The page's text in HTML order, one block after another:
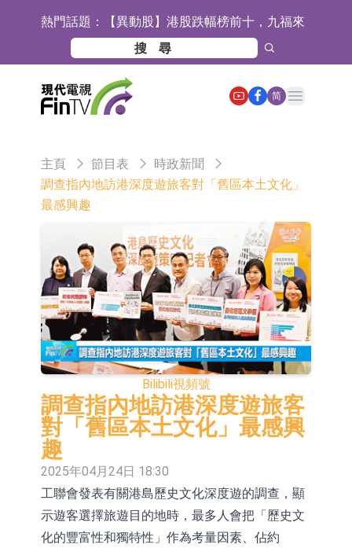
熱門話題： 【異動股】港股跌幅榜前十，九福來
(08611.HK)跌21.43%，天瑞汽車内飾
(06162.HK)跌18.44%
【異動股】港股漲幅榜前十，佳明集
團控股(01271.HK)漲+78.22%，拿森
科技(02261.HK)漲+64.11%
斯迪克：公司為國內摺疊屏核心功能
材料供應商
恒瑞醫藥：公司已在中國獲批上市26
目標客戶的測試認證
上期所：7月份對11個實際控制關系
江總部物業服務項目
亞太股份：公司是零跑汽車和
Stellantis集團的供應商
理工雷科面向邊緣AI場景推出"山
海"系列智算模組 系列產品基於國產
CPU與GPU構建
【異動股】醫療研發外包板塊拉升，
博騰股份(300363.CN)漲20.02%
日韓股市收盤雙雙下跌
依米康：海外交付以東南亞、中東市
場為主 並已取得歐美相關認證
上交所：財通多策略福鑫定期開放靈
活配置混合型發起式證券投資基金臨
時停牌
上交所：景順長城全球半導體芯片產
業股票型證券投資基金臨時停牌
【異動股】港股跌幅榜前十，卡森國
際(00496.HK)跌22.40%，九福來
(08611.HK)跌21.01%
【異動股】港股漲幅榜前十，拿森科
技(02261.HK)漲+75.05%，辰興發展
神火股份：新疆神火鋁水轉化率已
简
Open main menu
主頁 節目表
時政新聞
調查指內地訪港深度遊旅客對「舊區本土文化」
最感興趣
Bilibili視頻號
調查指內地訪港深度遊旅客
對「舊區本土文化」最感興
趣
2025年04月24日 18:30
工聯會發表有關港島歷史文化深度遊的調查，顯
示遊客選擇旅遊目的地時，最多人會把「歷史文
化的豐富性和獨特性」作為考量因素、佔約